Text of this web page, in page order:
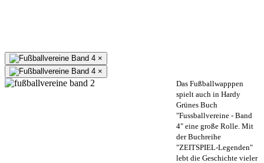
×
×
Das Fußballwapppen
spielt auch in Hardy
Grünes Buch
"Fussballvereine - Band
4" eine große Rolle. Mit
der Buchreihe
"ZEITSPIEL-Legenden"
lebt die Geschichte vieler